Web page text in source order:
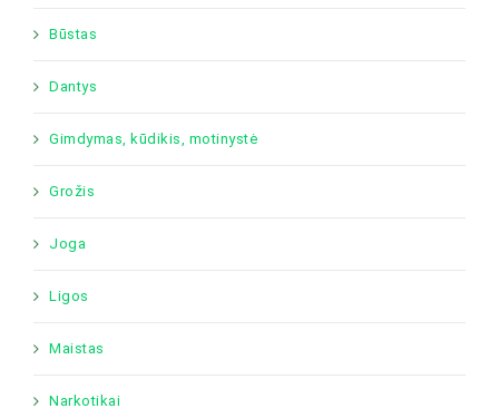
Būstas
Dantys
Gimdymas, kūdikis, motinystė
Grožis
Joga
Ligos
Maistas
Narkotikai